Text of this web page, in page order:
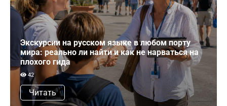
Экскурсии на русском языке в любом порту
мира: реально ли найти и как не нарваться на
плохого гида
42
Читать